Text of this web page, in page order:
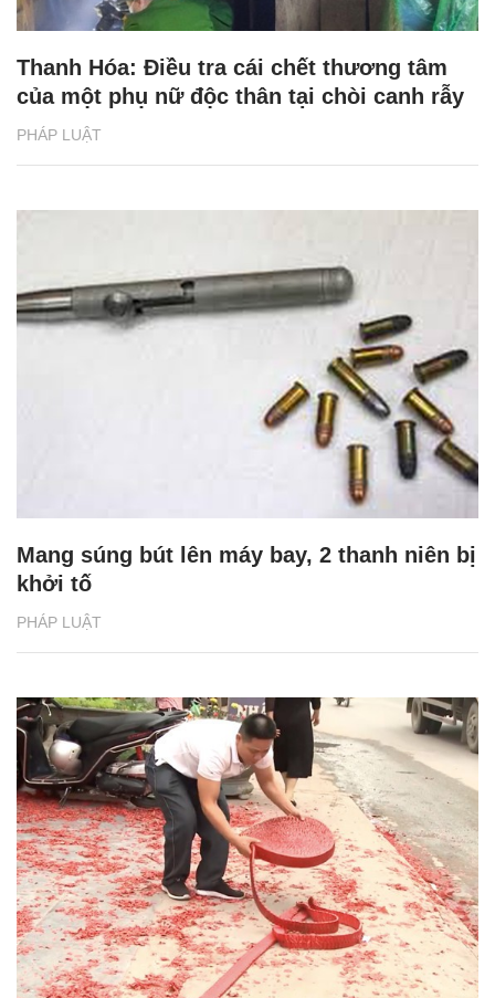
PHÁP LUẬT
Thanh Hóa: Điều tra cái chết thương tâm
của một phụ nữ độc thân tại chòi canh rẫy
PHÁP LUẬT
Mang súng bút lên máy bay, 2 thanh niên bị
khởi tố